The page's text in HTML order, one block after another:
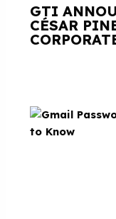
GTI
CÉSAR